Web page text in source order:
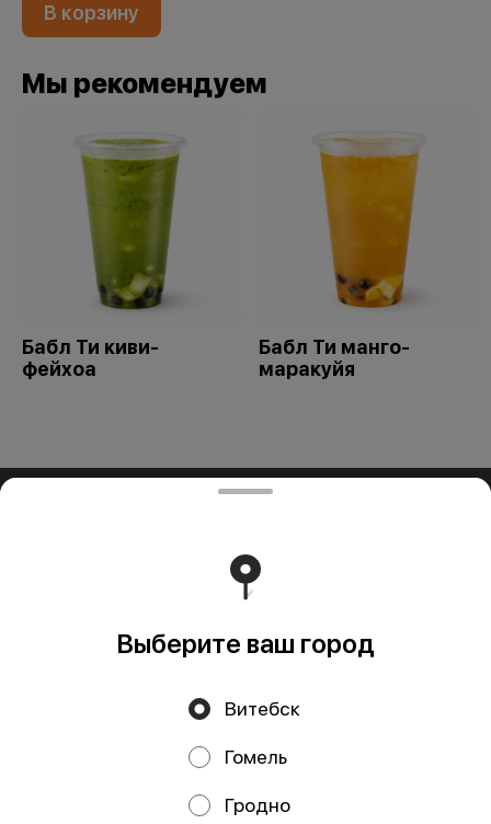
В корзину
Мы рекомендуем
Бабл Ти киви-
фейхоа
Бабл Ти манго-
маракуйя
ООО "ПАДТАЙ-ГРУПП"
Свидетельство выдано Минским горисполкомом
03.12.2020 г. Интернет-магазин зарегистрирован в
Торговом реестре Республики Беларусь 18.01.2021г.
Публичная оферта
Выберите ваш город
Витебск
Гомель
Гродно